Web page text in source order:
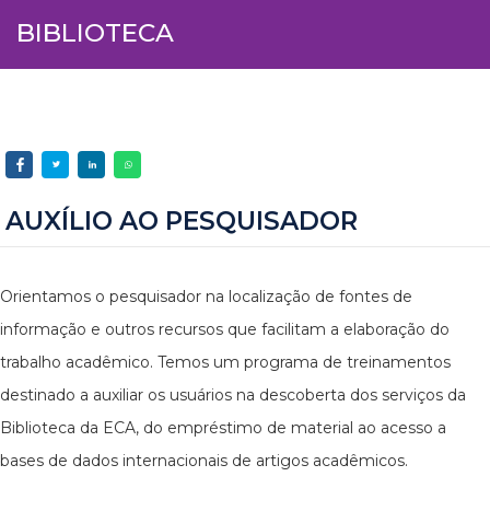
BIBLIOTECA
AUXÍLIO AO PESQUISADOR
Orientamos o pesquisador na localização de fontes de
informação e outros recursos que facilitam a elaboração do
trabalho acadêmico. Temos um programa de treinamentos
destinado a auxiliar os usuários na descoberta dos serviços da
Biblioteca da ECA, do empréstimo de material ao acesso a
bases de dados internacionais de artigos acadêmicos.